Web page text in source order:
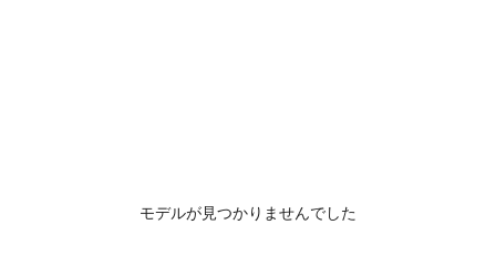
モデルが見つかりませんでした